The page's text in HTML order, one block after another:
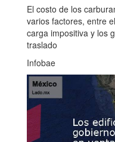
El costo de los
varios factores, entre
carga impositiva y los
traslado
Infobae